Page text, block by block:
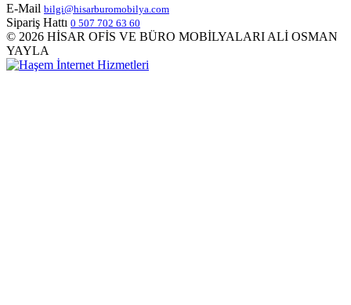
E-Mail bilgi@hisarburomobilya.com
Sipariş Hattı 0 507 702 63 60
© 2026 HİSAR OFİS VE BÜRO MOBİLYALARI ALİ OSMAN
YAYLA